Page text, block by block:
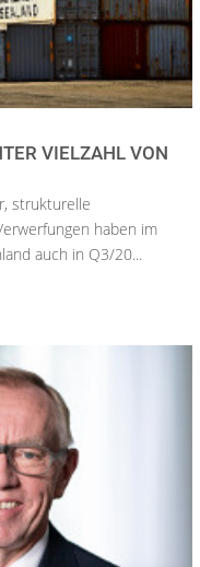
VIELZAHL VON
strukturelle
haben im
auch in Q3/20...